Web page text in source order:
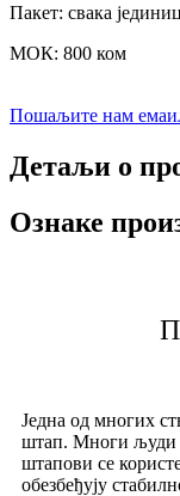
Пакет: свака
МОК: 800 ком
Пошаљите нам
Детаљи о
Ознаке
Једна од многих
штап. Многи људи
штапови се
обезбеђују